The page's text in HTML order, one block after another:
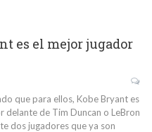
es el mejor jugador
que para ellos, Kobe Bryant es
delante de Tim Duncan o LeBron
dos jugadores que ya son